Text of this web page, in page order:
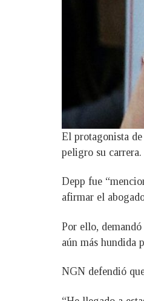
El protagonista
peligro su carrera.
Depp fue
afirmar el
Por ello,
aún más hundida
NGN defendió